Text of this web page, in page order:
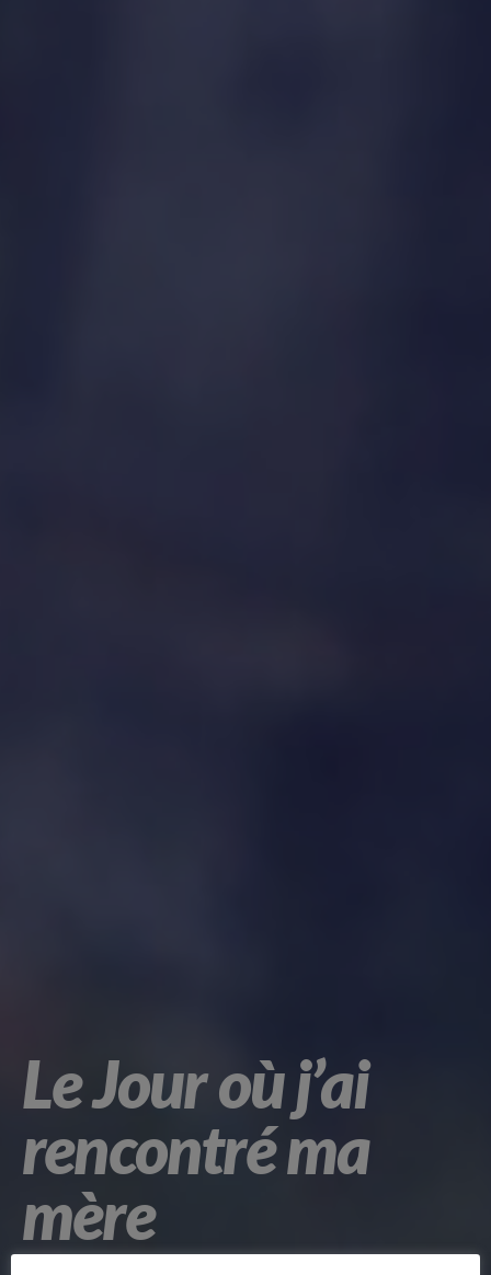
Le Jour où j’ai
rencontré ma
mère